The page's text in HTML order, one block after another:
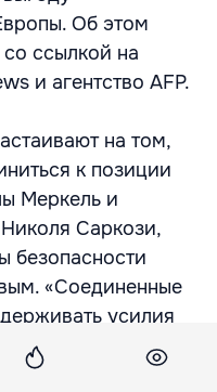
Об этом
ссылкой на
и агентство AFP.
на том,
к позиции
Меркель и
Саркози,
безопасности
«Соединенные
усилия
в